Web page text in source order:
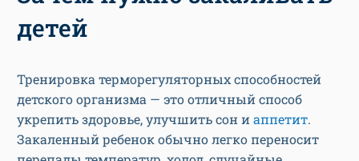
детей
Тренировка терморегуляторных способностей
детского организма — это отличный способ
укрепить здоровье, улучшить сон иаппетит.
Закаленный ребенок обычно легко переносит